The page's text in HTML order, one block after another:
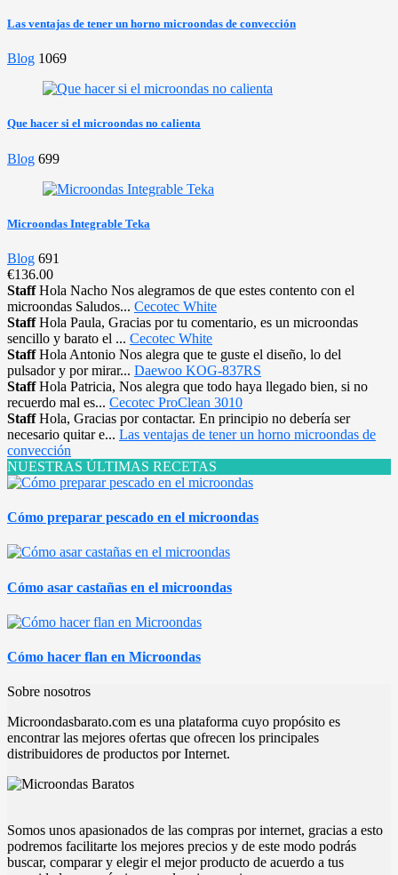
Las ventajas de tener un horno microondas de convección
Blog 1069
Que hacer si el microondas no calienta
Blog 699
Microondas Integrable Teka
Blog 691
€136.00
StaffHola Nacho Nos alegramos de que estes contento con el
microondas Saludos... Cecotec White
StaffHola Paula, Gracias por tu comentario, es un microondas
sencillo y barato el ... Cecotec White
StaffHola Antonio Nos alegra que te guste el diseño, lo del
pulsador y por mirar... Daewoo KOG-837RS
StaffHola Patricia, Nos alegra que todo haya llegado bien, si no
recuerdo mal es... Cecotec ProClean 3010
StaffHola, Gracias por contactar. En principio no debería ser
necesario quitar e... Las ventajas de tener un horno microondas de
convección
NUESTRAS ÚLTIMAS RECETAS
Cómo preparar pescado en el microondas
Cómo asar castañas en el microondas
Cómo hacer flan en Microondas
Sobre nosotros
Microondasbarato.com es una plataforma cuyo propósito es
encontrar las mejores ofertas que ofrecen los principales
distribuidores de productos por Internet.
Somos unos apasionados de las compras por internet, gracias a esto
podremos facilitarte los mejores precios y de este modo podrás
buscar, comparar y elegir el mejor producto de acuerdo a tus